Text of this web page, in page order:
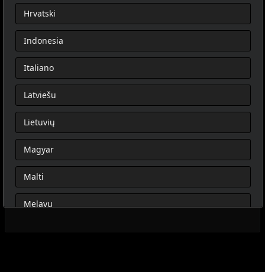
Hrvatski
Indonesia
Italiano
Latviešu
Lietuvių
Magyar
Malti
Melayu